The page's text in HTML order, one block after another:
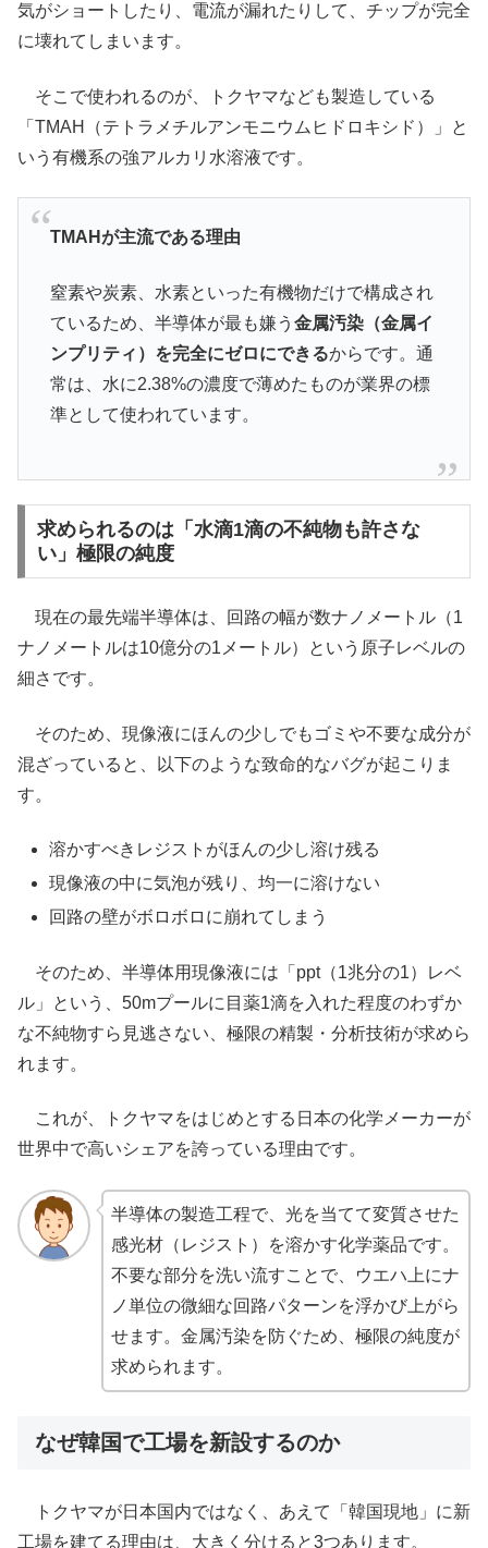
気がショートしたり、電流が漏れたりして、チップが完全
に壊れてしまいます。
そこで使われるのが、トクヤマなども製造している
「TMAH（テトラメチルアンモニウムヒドロキシド）」と
いう有機系の強アルカリ水溶液です。
TMAHが主流である理由
窒素や炭素、水素といった有機物だけで構成され
ているため、半導体が最も嫌う 金属汚染（金属イ
ンプリティ）を完全にゼロにできるからです。通
常は、水に2.38%の濃度で薄めたものが業界の標
準として使われています。
求められるのは「水滴1滴の不純物も許さな
い」極限の純度
現在の最先端半導体は、回路の幅が数ナノメートル（1
ナノメートルは10億分の1メートル）という原子レベルの
細さです。
そのため、現像液にほんの少しでもゴミや不要な成分が
混ざっていると、以下のような致命的なバグが起こりま
す。
溶かすべきレジストがほんの少し溶け残る
現像液の中に気泡が残り、均一に溶けない
回路の壁がボロボロに崩れてしまう
そのため、半導体用現像液には「ppt（1兆分の1）レベ
ル」という、50mプールに目薬1滴を入れた程度のわずか
な不純物すら見逃さない、極限の精製・分析技術が求めら
れます。
これが、トクヤマをはじめとする日本の化学メーカーが
世界中で高いシェアを誇っている理由です。
半導体の製造工程で、光を当てて変質させた
感光材（レジスト）を溶かす化学薬品です。
不要な部分を洗い流すことで、ウエハ上にナ
ノ単位の微細な回路パターンを浮かび上がら
せます。金属汚染を防ぐため、極限の純度が
求められます。
なぜ韓国で工場を新設するのか
トクヤマが日本国内ではなく、あえて「韓国現地」に新
工場を建てる理由は、大きく分けると3つあります。